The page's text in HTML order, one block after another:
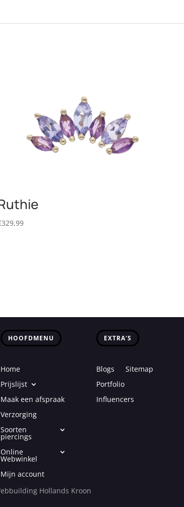
329,99
HOOFDMENU
Home
Prijslijst
Maak een afspraak
Verzorging
Soorten
piercings
Online
Webwinkel
Mijn account
EXTRA'S
Blogs
Sitemap
Portfolio
Influencers
Hollands Kroon